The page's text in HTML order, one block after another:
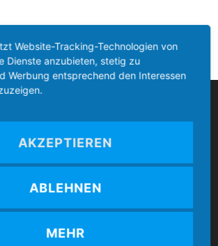
Website-Tracking-Technologien von
Dienste anzubieten, stetig zu
Werbung entsprechend den Interessen
AKZEPTIEREN
ABLEHNEN
MEHR